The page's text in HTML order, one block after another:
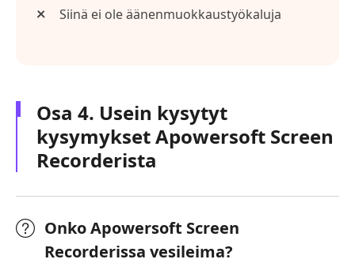
Siinä ei ole äänenmuokkaustyökaluja
Osa 4. Usein kysytyt
kysymykset Apowersoft Screen
Recorderista
Onko Apowersoft Screen
Recorderissa vesileima?